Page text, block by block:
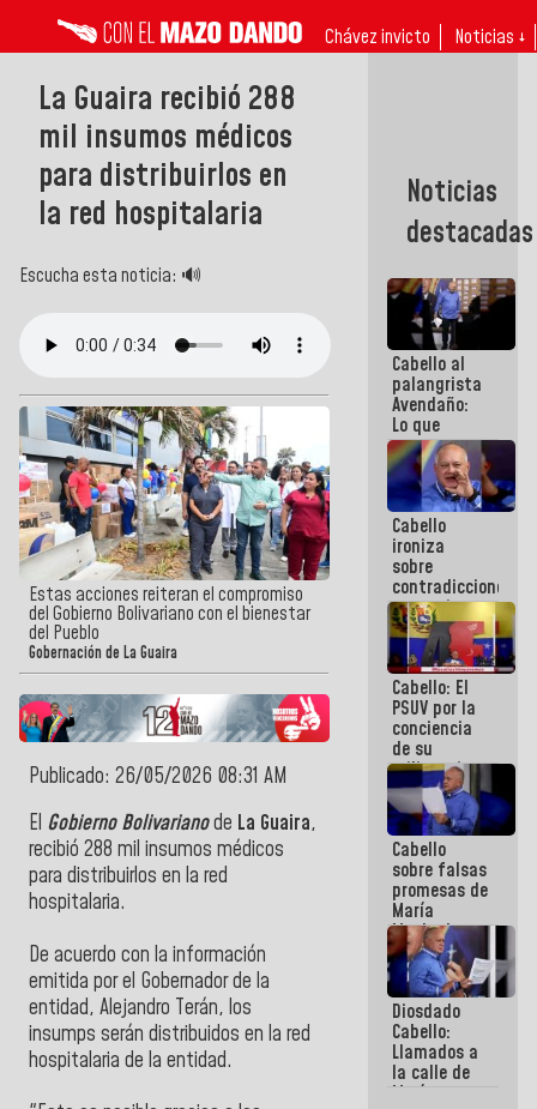
Chávez invicto Noticias ↓
La Guaira recibió 288
mil insumos médicos
para distribuirlos en
la red hospitalaria
Escucha esta noticia: 🔊
Estas acciones reiteran el compromiso
del Gobierno Bolivariano con el bienestar
del Pueblo
Gobernación de La Guaira
Publicado: 26/05/2026 08:31 AM
El Gobierno Bolivarianode La Guaira,
recibió 288 mil insumos médicos
para distribuirlos en la red
hospitalaria.
De acuerdo con la información
emitida por el Gobernador de la
entidad, Alejandro Terán, los
insumps serán distribuidos en la red
hospitalaria de la entidad.
Noticias
destacadas
Cabello al
palangrista
Avendaño:
Lo que
vayas a
escribir
hazlo hoy
por que no
sabemos si
la semana
que viene
hay
programa
Cabello
ironiza
sobre
contradicciones
y mentiras
de María
Machado:
¡Créanle!
Cabello: El
PSUV por la
conciencia
de su
militancia
es la
organización
política más
sólida de
Venezuela
Cabello
sobre falsas
promesas de
María
Machado:
¿Quién le
puede creer?
¿Y la gente
que ella iba
a salvar en
La Guaira?
Diosdado
Cabello:
Llamados a
la calle de
María